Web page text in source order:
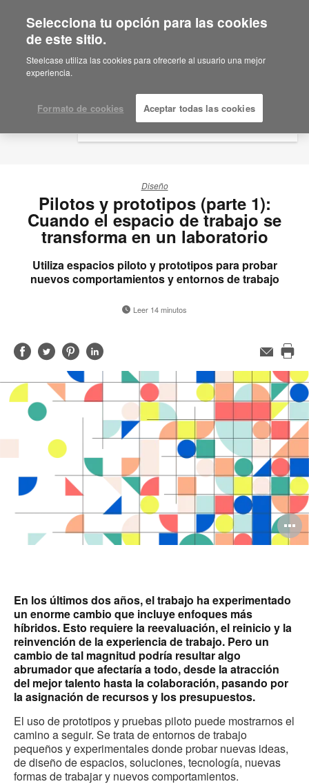
Are you in United States?
Would you like to see Products we sell in
your region?
English
Español
Diseño
Pilotos y prototipos (parte 1):
Cuando el espacio de trabajo se
transforma en un laboratorio
Utiliza espacios piloto y prototipos para probar
nuevos comportamientos y entornos de trabajo
Leer 14 minutos
Compartir
Facebook
Compartir
en
Twitter
Compartir
en
Pinterest
Compartir
en
Linked-
in
Correo
En los últimos dos años, el trabajo ha experimentado
un enorme cambio que incluye enfoques más
híbridos. Esto requiere la reevaluación, el reinicio y la
reinvención de la experiencia de trabajo. Pero un
cambio de tal magnitud podría resultar algo
abrumador que afectaría a todo, desde la atracción
del mejor talento hasta la colaboración, pasando por
la asignación de recursos y los presupuestos.
El uso de prototipos y pruebas piloto puede mostrarnos el
camino a seguir. Se trata de entornos de trabajo
pequeños y experimentales donde probar nuevas ideas,
de diseño de espacios, soluciones, tecnología, nuevas
formas de trabajar y nuevos comportamientos.
Selecciona tu opción para las cookies
de este sitio.
Steelcase utiliza las cookies para ofrecerle al usuario una mejor
experiencia.
Formato de cookies Aceptar todas las cookies